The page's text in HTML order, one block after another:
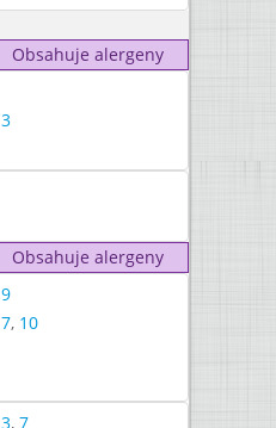
Obsahuje alergeny
3
Obsahuje alergeny
9
7, 10
3, 7